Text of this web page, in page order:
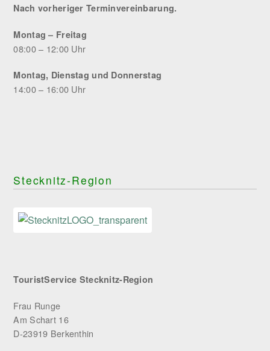
Nach vorheriger Terminvereinbarung.
Montag – Freitag
08:00 – 12:00 Uhr
Montag, Dienstag und Donnerstag
14:00 – 16:00 Uhr
Stecknitz-Region
TouristService Stecknitz-Region
Frau Runge
Am Schart 16
D-23919 Berkenthin